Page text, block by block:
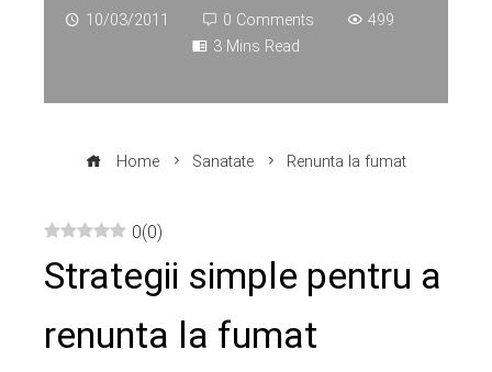
10/03/2011 0 Comments
499
3 Mins Read
Home Sanatate Renunta la fumat
0(0)
Strategii simple pentru a
renunta la fumat